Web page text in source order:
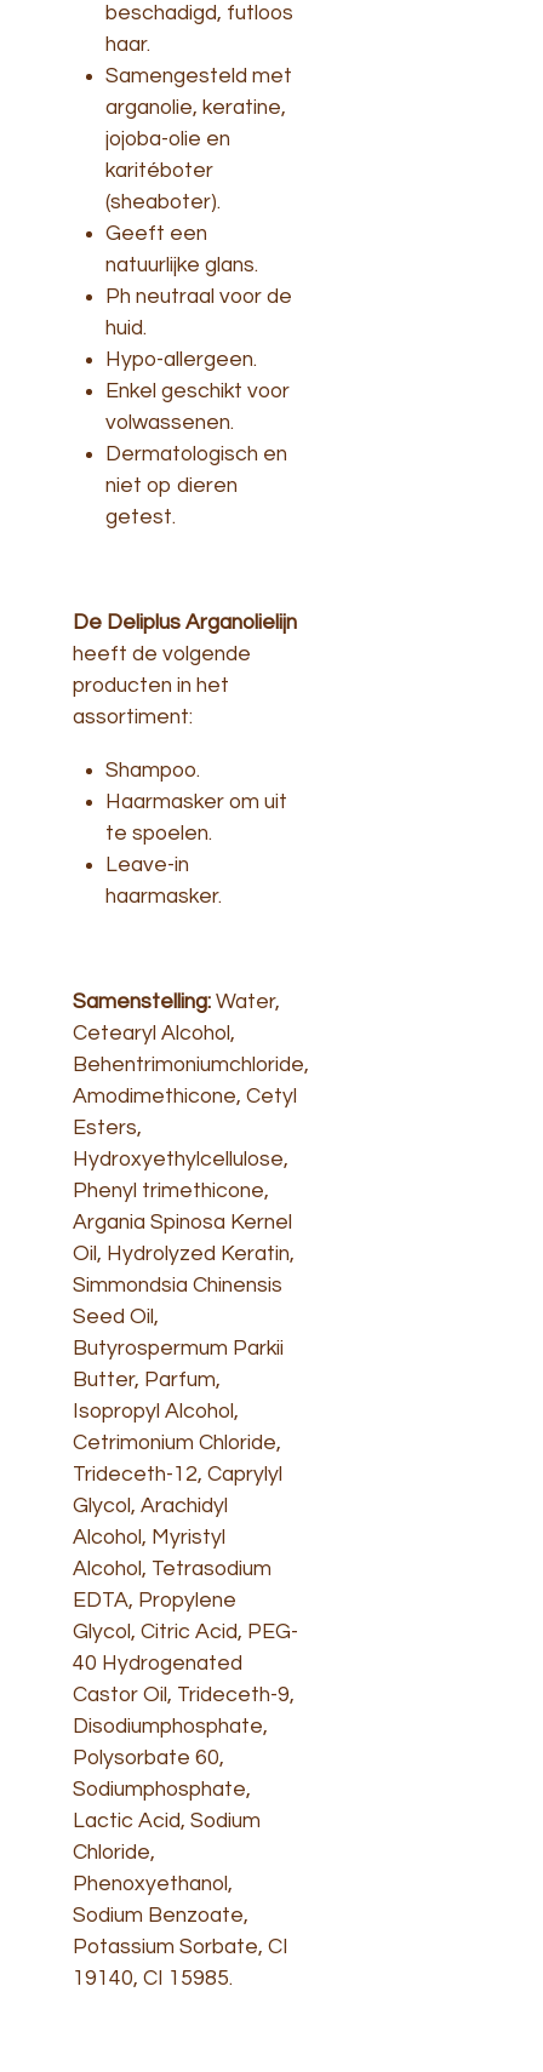
beschadigd, futloos
haar.
Samengesteld met
arganolie, keratine,
jojoba-olie en
karitéboter
(sheaboter).
Geeft een
natuurlijke glans.
Ph neutraal voor de
huid.
Hypo-allergeen.
Enkel geschikt voor
volwassenen.
Dermatologisch en
niet op dieren
getest.
De Deliplus Arganolielijn
heeft de volgende
producten in het
assortiment:
Shampoo.
Haarmasker om uit
te spoelen.
Leave-in
haarmasker.
Samenstelling: Water,
Cetearyl Alcohol,
Behentrimoniumchloride,
Amodimethicone, Cetyl
Esters,
Hydroxyethylcellulose,
Phenyl trimethicone,
Argania Spinosa Kernel
Oil, Hydrolyzed Keratin,
Simmondsia Chinensis
Seed Oil,
Butyrospermum Parkii
Butter, Parfum,
Isopropyl Alcohol,
Cetrimonium Chloride,
Trideceth-12, Caprylyl
Glycol, Arachidyl
Alcohol, Myristyl
Alcohol, Tetrasodium
EDTA, Propylene
Glycol, Citric Acid, PEG-
40 Hydrogenated
Castor Oil, Trideceth-9,
Disodiumphosphate,
Polysorbate 60,
Sodiumphosphate,
Lactic Acid, Sodium
Chloride,
Phenoxyethanol,
Sodium Benzoate,
Potassium Sorbate, CI
19140, CI 15985.